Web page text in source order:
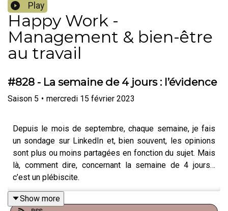
Play
Happy Work -
Management & bien-être
au travail
#828 - La semaine de 4 jours : l’évidence
Saison 5 • mercredi 15 février 2023
Depuis le mois de septembre, chaque semaine, je fais
un sondage sur LinkedIn et, bien souvent, les opinions
sont plus ou moins partagées en fonction du sujet. Mais
là, comment dire, concernant la semaine de 4 jours…
c’est un plébiscite.
Show more